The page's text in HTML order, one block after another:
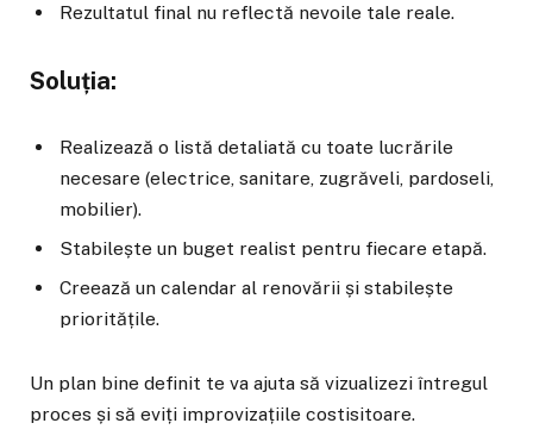
Rezultatul final nu reflectă nevoile tale reale.
Soluția:
Realizează o listă detaliată cu toate lucrările
necesare (electrice, sanitare, zugrăveli, pardoseli,
mobilier).
Stabilește un buget realist pentru fiecare etapă.
Creează un calendar al renovării și stabilește
prioritățile.
Un plan bine definit te va ajuta să vizualizezi întregul
proces și să eviți improvizațiile costisitoare.